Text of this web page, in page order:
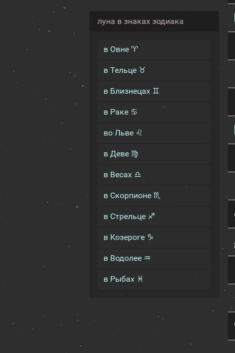
луна в знаках зодиака
в Овне ♈
в Тельце ♉
в Близнецах ♊
в Раке ♋
во Льве ♌
в Деве ♍
в Весах ♎
в Скорпионе ♏
в Стрельце ♐
в Козероге ♑
в Водолее ♒
в Рыбах ♓